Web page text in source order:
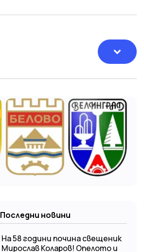
Последни новини
На 58 години почина свещеник
Мирослав Коларов! Опелото и